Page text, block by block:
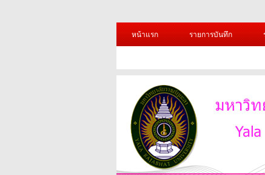
หน้าแรก
รายการบันทึก